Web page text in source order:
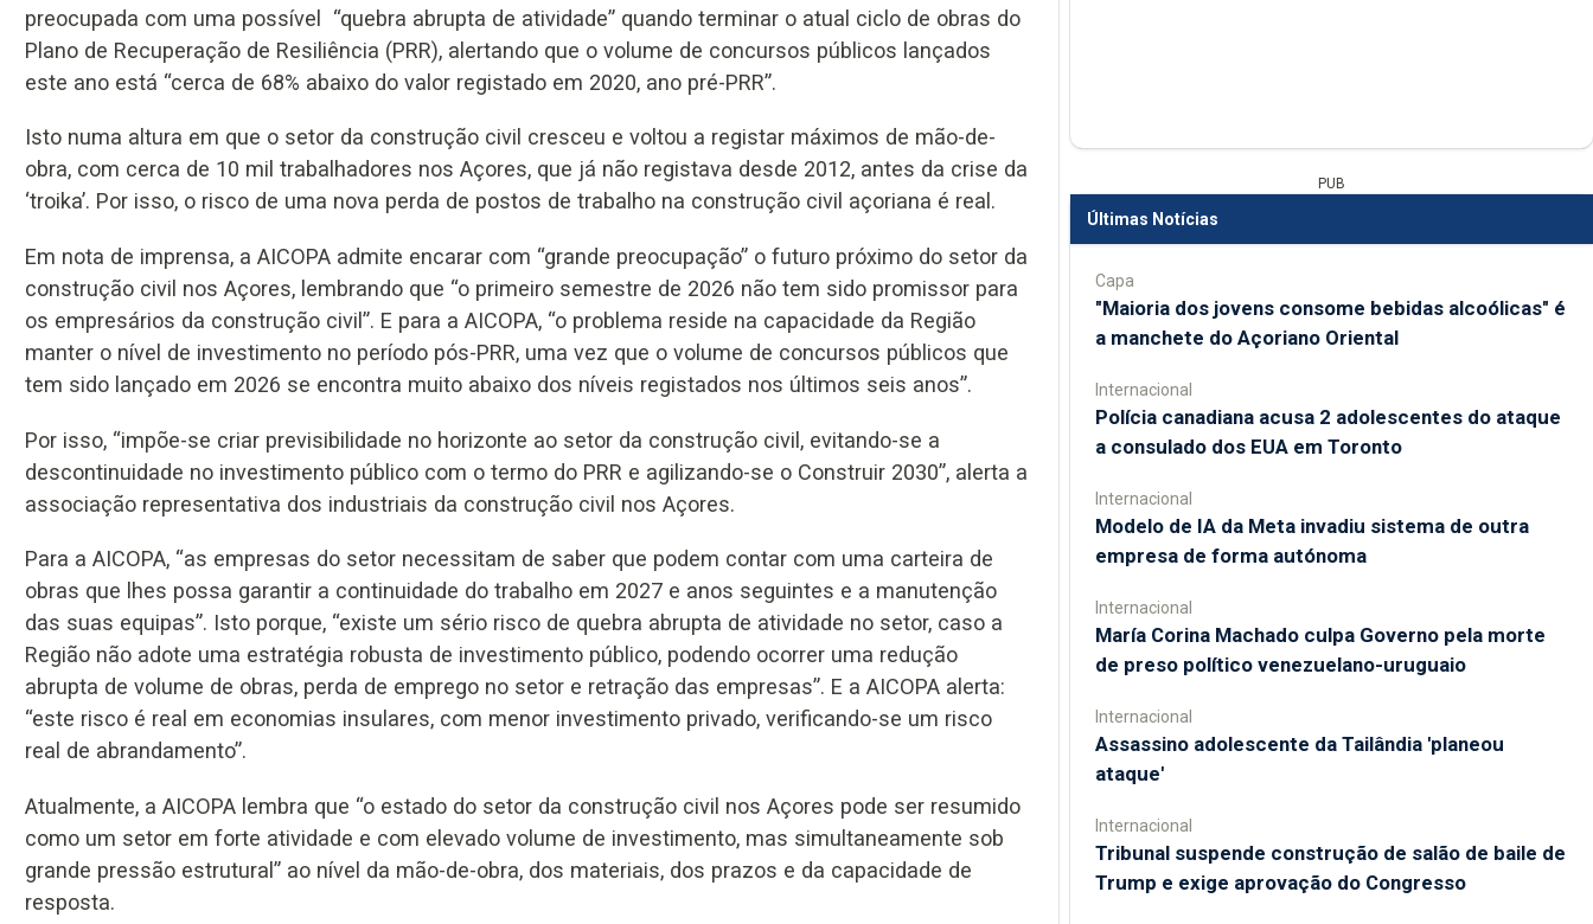
preocupada com uma possível “quebra abrupta de atividade” quando terminar o atual ciclo de obras do
Plano de Recuperação de Resiliência (PRR), alertando que o volume de concursos públicos lançados
este ano está “cerca de 68% abaixo do valor registado em 2020, ano pré-PRR”.
Isto numa altura em que o setor da construção civil cresceu e voltou a registar máximos de mão-de-
obra, com cerca de 10 mil trabalhadores nos Açores, que já não registava desde 2012, antes da crise da
‘troika’. Por isso, o risco de uma nova perda de postos de trabalho na construção civil açoriana é real.
Em nota de imprensa, a AICOPA admite encarar com “grande preocupação” o futuro próximo do setor da
construção civil nos Açores, lembrando que “o primeiro semestre de 2026 não tem sido promissor para
os empresários da construção civil”. E para a AICOPA, “o problema reside na capacidade da Região
manter o nível de investimento no período pós-PRR, uma vez que o volume de concursos públicos que
tem sido lançado em 2026 se encontra muito abaixo dos níveis registados nos últimos seis anos”.
Por isso, “impõe-se criar previsibilidade no horizonte ao setor da construção civil, evitando-se a
descontinuidade no investimento público com o termo do PRR e agilizando-se o Construir 2030”, alerta a
associação representativa dos industriais da construção civil nos Açores.
Para a AICOPA, “as empresas do setor necessitam de saber que podem contar com uma carteira de
obras que lhes possa garantir a continuidade do trabalho em 2027 e anos seguintes e a manutenção
das suas equipas”. Isto porque, “existe um sério risco de quebra abrupta de atividade no setor, caso a
Região não adote uma estratégia robusta de investimento público, podendo ocorrer uma redução
abrupta de volume de obras, perda de emprego no setor e retração das empresas”. E a AICOPA alerta:
“este risco é real em economias insulares, com menor investimento privado, verificando-se um risco
real de abrandamento”.
Atualmente, a AICOPA lembra que “o estado do setor da construção civil nos Açores pode ser resumido
como um setor em forte atividade e com elevado volume de investimento, mas simultaneamente sob
grande pressão estrutural” ao nível da mão-de-obra, dos materiais, dos prazos e da capacidade de
resposta.
PUB
Últimas Notícias
Capa
"Maioria dos jovens consome bebidas alcoólicas" é
a manchete do Açoriano Oriental
Internacional
Polícia canadiana acusa 2 adolescentes do ataque
a consulado dos EUA em Toronto
Internacional
Modelo de IA da Meta invadiu sistema de outra
empresa de forma autónoma
Internacional
María Corina Machado culpa Governo pela morte
de preso político venezuelano-uruguaio
Internacional
Assassino adolescente da Tailândia 'planeou
ataque'
Internacional
Tribunal suspende construção de salão de baile de
Trump e exige aprovação do Congresso